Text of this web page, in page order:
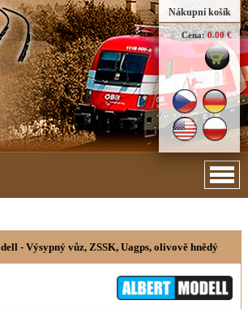
Nákupní košík
Cena: 0.00 €
- Výsypný vůz, ZSSK, Uagps, olivově hnědý